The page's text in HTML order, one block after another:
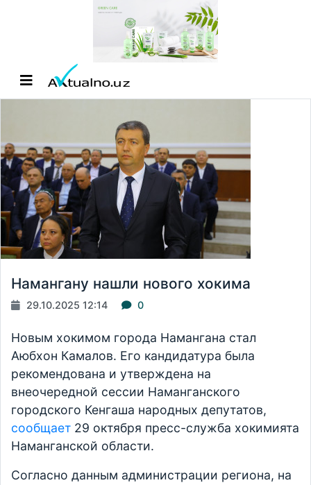
Намангану нашли нового хокима
29.10.2025 12:14 0
Новым хокимом города Намангана стал
Аюбхон Камалов. Его кандидатура была
рекомендована и утверждена на
внеочередной сессии Наманганского
городского Кенгаша народных депутатов,
сообщает 29 октября пресс-служба хокимията
Наманганской области.
Согласно данным администрации региона, на